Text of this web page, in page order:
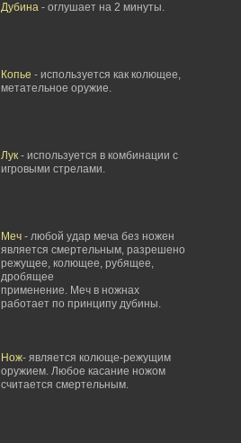
Дубина- оглушает на 2 минуты.
Копье - используется как колющее,
метательное оружие.
Лук- используется в комбинации с
игровыми стрелами.
Меч- любой удар меча без ножен
является смертельным, разрешено
режущее, колющее, рубящее,
дробящее
применение. Меч в ножнах
работает по принципу дубины.
Нож- является колюще-режущим
оружием. Любое касание ножом
считается смертельным.